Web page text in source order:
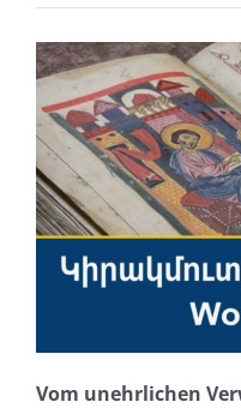
Vom unehrlichen